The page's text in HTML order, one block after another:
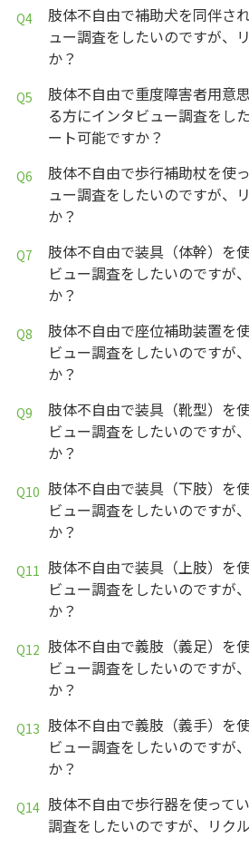
肢体不自由で補助犬を同伴さ
ュー調査をしたいのですが、
か？
肢体不自由で重度障害者用意
る方にインタビュー調査をし
ート可能ですか？
肢体不自由で歩行補助杖を使
ュー調査をしたいのですが、
か？
肢体不自由で装具（体幹）を
ビュー調査をしたいのですが
か？
肢体不自由で座位補助装置を
ビュー調査をしたいのですが
か？
肢体不自由で装具（靴型）を
ビュー調査をしたいのですが
か？
肢体不自由で装具（下肢）を
ビュー調査をしたいのですが
か？
肢体不自由で装具（上肢）を
ビュー調査をしたいのですが
か？
肢体不自由で義肢（義足）を
ビュー調査をしたいのですが
か？
肢体不自由で義肢（義手）を
ビュー調査をしたいのですが
か？
肢体不自由で歩行器を使って
調査をしたいのですが、リク